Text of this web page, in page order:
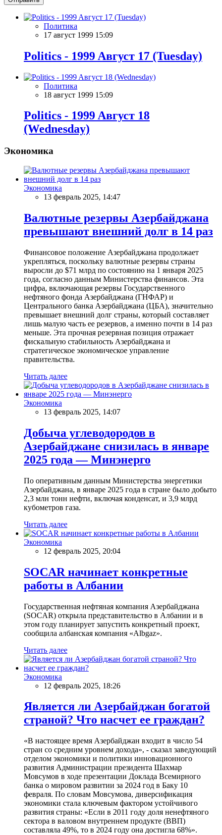
Политика
17 август 1999 15:09
Politics - 1999 Aвгуст 17 (Tuesday)
Политика
18 август 1999 15:09
Politics - 1999 Aвгуст 18
(Wednesday)
Экономика
Экономика
13 февраль 2025, 14:47
Валютные резервы Азербайджана
превышают внешний долг в 14 раз
Финансовое положение Азербайджана продолжает
укрепляться, поскольку валютные резервы страны
выросли до $71 млрд по состоянию на 1 января 2025
года, согласно данным Министерства финансов. Эта
цифра, включающая резервы Государственного
нефтяного фонда Азербайджана (ГНФАР) и
Центрального банка Азербайджана (ЦБА), значительно
превышает внешний долг страны, который составляет
лишь малую часть ее резервов, а именно почти в 14 раз
меньше. Эта прочная резервная позиция отражает
фискальную стабильность Азербайджана и
стратегическое экономическое управление
правительства.
Читать далее
Экономика
13 февраль 2025, 14:07
Добыча углеводородов в
Азербайджане снизилась в январе
2025 года — Минэнерго
По оперативным данным Министерства энергетики
Азербайджана, в январе 2025 года в стране было добыто
2,3 млн тонн нефти, включая конденсат, и 3,9 млрд
кубометров газа.
Читать далее
Экономика
12 февраль 2025, 20:04
SOCAR начинает конкретные
работы в Албании
Государственная нефтяная компания Азербайджана
(SOCAR) открыла представительство в Албании и в
этом году планирует запустить конкретный проект,
сообщила албанская компания «Albgaz».
Читать далее
Экономика
12 февраль 2025, 18:26
Является ли Азербайджан богатой
страной? Что насчет ее граждан?
«В настоящее время Азербайджан входит в число 54
стран со средним уровнем дохода», - сказал заведующий
отделом экономики и политики инновационного
развития Администрации президента Шахмар
Мовсумов в ходе презентации Доклада Всемирного
банка о мировом развитии за 2024 год в Баку 10
февраля. По словам Мовсумова, диверсификация
экономики стала ключевым фактором устойчивого
развития страны: «Если в 2011 году доля ненефтяного
сектора в валовом внутреннем продукте (ВВП)
составляла 49%, то в 2024 году она достигла 68%».